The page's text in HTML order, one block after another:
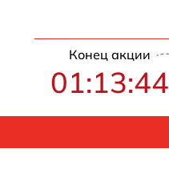
Конец акции
01:13:43